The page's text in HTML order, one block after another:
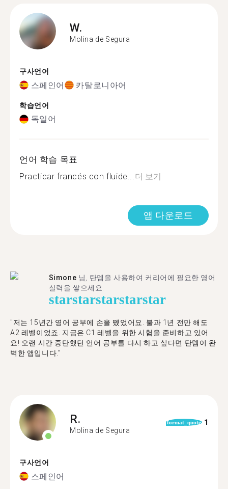
W.
Molina de Segura
구사언어
스페인어 카탈로니아어
학습언어
독일어
언어 학습 목표
Practicar francés con fluide...더 보기
앱 다운로드
Simone 님, 탄뎀을 사용하여 커리어에 필요한 영어
실력을 쌓으세요.
starstarstarstarstar
"저는 15년간 영어 공부에 손을 뗐었어요. 불과 1년 전만 해도
A2 레벨이었죠. 지금은 C1 레벨을 위한 시험을 준비하고 있어
요! 오랜 시간 중단했던 언어 공부를 다시 하고 싶다면 탄뎀이 완
벽한 앱입니다."
R.
Molina de Segura
format_quote 1
구사언어
스페인어